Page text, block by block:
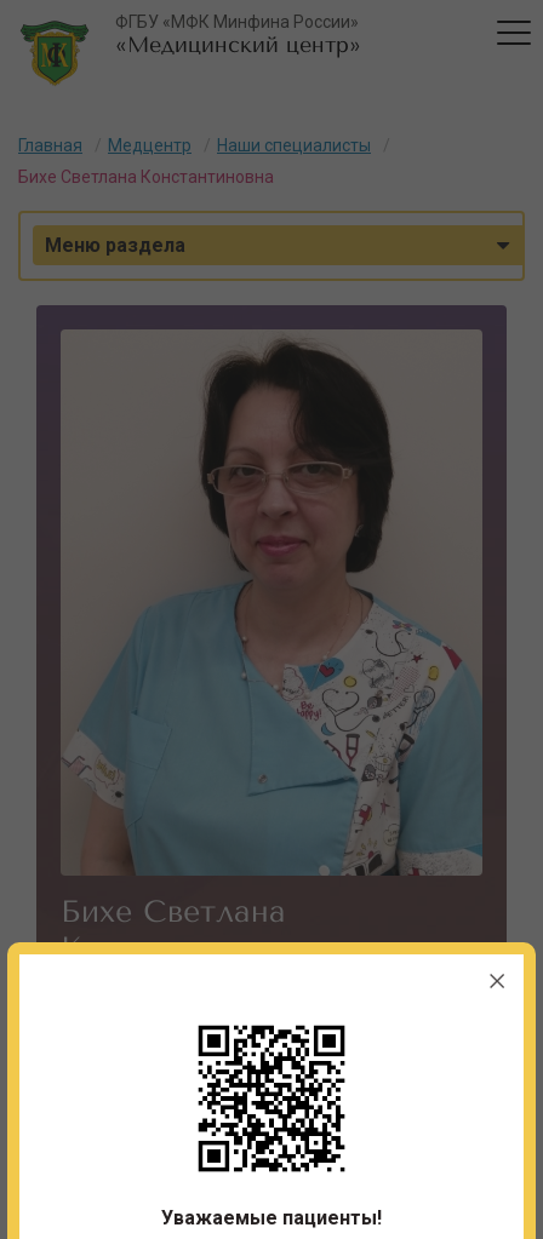
ФГБУ «МФК Минфина России»
«Медицинский центр»
Главная Медцентр
Наши специалисты
Бихе Светлана Константиновна
Меню раздела
Бихе Светлана
Константиновна
8 (495) 987-91-05; 8 (495) 987-97-37
понедельник - пятница 08:00-
фельдшер-лаборант
лабораторная диагностика
лабораторияУважаемые пациенты!